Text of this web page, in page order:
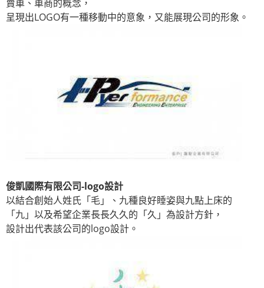
賣車、車商的概念，
呈現出LOGO有一種移動中的意象，又能展現公司的形象。
俊凱國際有限公司-logo設計
以結合創始人姓氏「毛」、九種良好睡姿與九點上床的
「九」以及希望企業長長久久的「久」為設計方針，
設計出代表該公司的logo設計。